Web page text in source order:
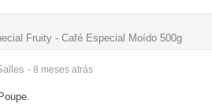
Fruity - Café Especial Moído 500g
- 8 meses atrás